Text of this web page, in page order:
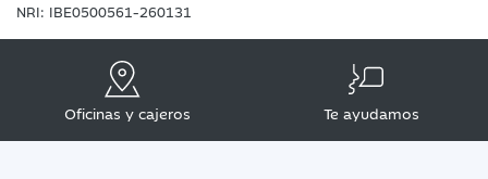
NRI: IBE0500561-260131
Oficinas y cajeros Te ayudamos